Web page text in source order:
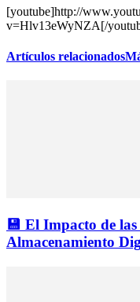
[youtube]http://
v=Hlv13eWyNZA[/
Artículos relacionados
💾 El Impacto de
Almacenamiento